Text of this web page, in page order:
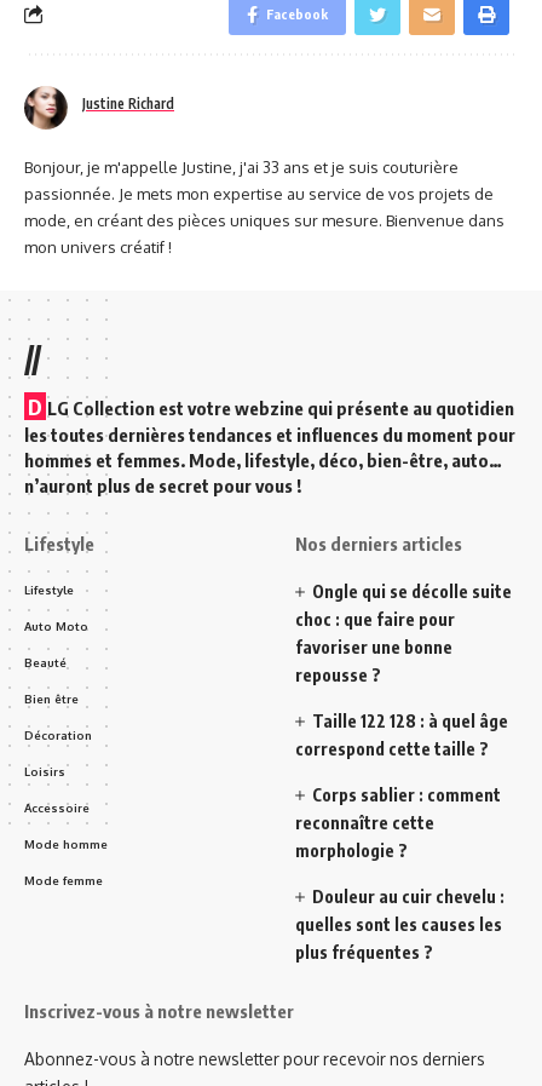
Facebook
Justine Richard
Bonjour, je m'appelle Justine, j'ai 33 ans et je suis couturière
passionnée. Je mets mon expertise au service de vos projets de
mode, en créant des pièces uniques sur mesure. Bienvenue dans
mon univers créatif !
//
D LG Collection est votre webzine qui présente au quotidien
les toutes dernières tendances et influences du moment pour
hommes et femmes. Mode, lifestyle, déco, bien-être, auto…
n’auront plus de secret pour vous !
Lifestyle
Lifestyle
Auto Moto
Beauté
Bien être
Décoration
Loisirs
Accessoire
Mode homme
Mode femme
Nos derniers articles
Ongle qui se décolle suite
choc : que faire pour
favoriser une bonne
repousse ?
Taille 122 128 : à quel âge
correspond cette taille ?
Corps sablier : comment
reconnaître cette
morphologie ?
Douleur au cuir chevelu :
quelles sont les causes les
plus fréquentes ?
Inscrivez-vous à notre newsletter
Abonnez-vous à notre newsletter pour recevoir nos derniers